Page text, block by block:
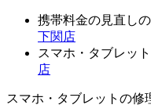
携帯料金の見直し
下関店
スマホ・タブレッ
店
スマホ・タブレットの修